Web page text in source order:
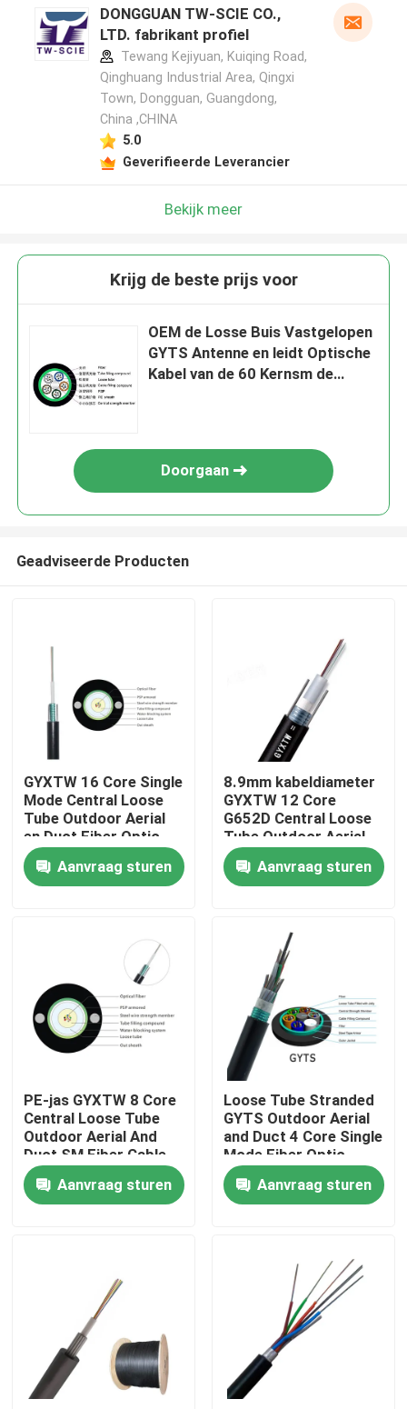
Huis
Ongeveer ons
Fabrieksreis
Kwaliteitscontrole
Contacteer ons
Outdoor Fiber Optic Cable
Binnenvezel Optische Kabel
Vezel optische kabel
DONGGUAN TW-SCIE CO.,
LTD. fabrikant profiel
Tewang Kejiyuan, Kuiqing Road,
Qinghuang Industrial Area, Qingxi
Town, Dongguan, Guangdong,
China ,CHINA
5.0
Geverifieerde Leverancier
Bekijk meer
Krijg de beste prijs voor
OEM de Losse Buis Vastgelopen
GYTS Antenne en leidt Optische
Kabel van de 60 Kernsm de
Doorgaan
Geadviseerde Producten
GYXTW 16 Core Single
Mode Central Loose
Tube Outdoor Aerial
en Duct Fiber Optic
Cable
Aanvraag sturen
8.9mm kabeldiameter
GYXTW 12 Core
G652D Central Loose
Tube Outdoor Aerial
en Duct Fiber Optic
Cable Draad met PE
Jacket
Aanvraag sturen
PE-jas GYXTW 8 Core
Central Loose Tube
Outdoor Aerial And
Duct SM Fiber Cable
Featuring Steel Wire
Strength Member
Aanvraag sturen
Loose Tube Stranded
GYTS Outdoor Aerial
and Duct 4 Core Single
Mode Fiber Optic
Cable
Aanvraag sturen